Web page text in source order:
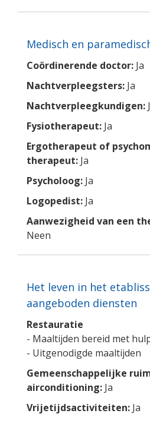
Medisch en
Coördinerende doctor: Ja
Nachtverpleegsters: Ja
Nachtverpleegkundigen:
Fysiotherapeut: Ja
Ergotherapeut of
therapeut: Ja
Psycholoog: Ja
Logopedist: Ja
Aanwezigheid van een
Neen
Het leven in het
aangeboden diensten
Restauratie
- Maaltijden bereid met
- Uitgenodigde maaltijden
Gemeenschappelijke
airconditioning: Ja
Vrijetijdsactiviteiten: Ja